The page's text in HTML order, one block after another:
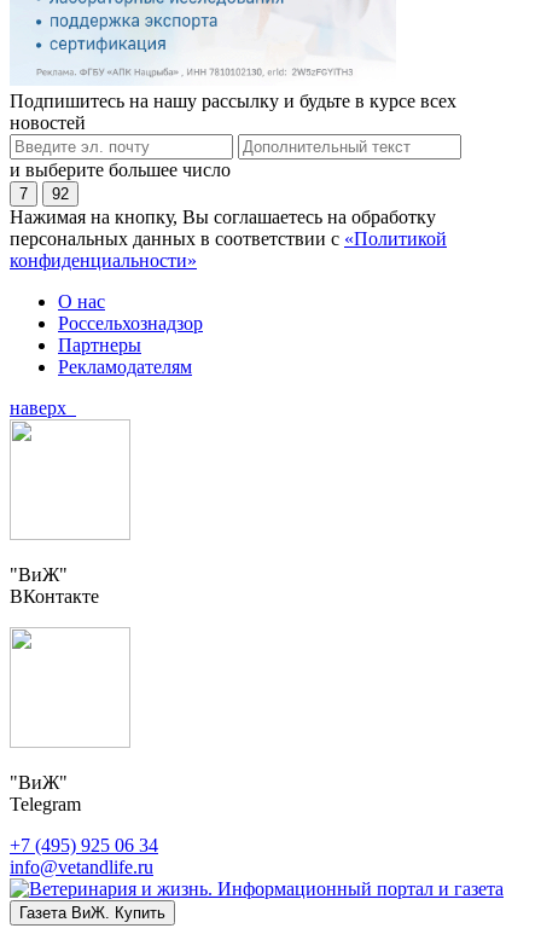
Подпишитесь на нашу рассылку и будьте в курсе всех
новостей
и выберите большее число
7 92
Нажимая на кнопку, Вы соглашаетесь на обработку
персональных данных в соответствии с «Политикой
конфиденциальности»
О нас
Россельхознадзор
Партнеры
Рекламодателям
наверх
"ВиЖ"
ВКонтакте
"ВиЖ"
Telegram
+7 (495) 925 06 34
info@vetandlife.ru
Газета ВиЖ. Купить